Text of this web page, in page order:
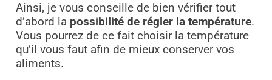
Ainsi, je vous conseille de bien vérifier tout
d’abord la possibilité de régler la température.
Vous pourrez de ce fait choisir la température
qu’il vous faut afin de mieux conserver vos
aliments.